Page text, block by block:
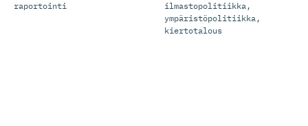
raportointi
ilmastopolitiikka,
ympäristöpolitiikka,
kiertotalous